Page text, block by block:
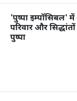
'पुष्पा इम्पॉसिबल'
परिवार और
पुष्पा